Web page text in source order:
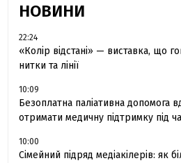
НОВИНИ
22:24
«Колір відстані» — виставка, що
нитки та лінії
10:09
Безоплатна паліативна допомога
отримати медичну підтримку під
10:00
Сімейний підряд медіакілерів: